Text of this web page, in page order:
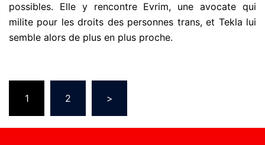
possibles. Elle y rencontre Evrim, une avocate qui
milite pour les droits des personnes trans, et Tekla lui
semble alors de plus en plus proche.
1 2 >